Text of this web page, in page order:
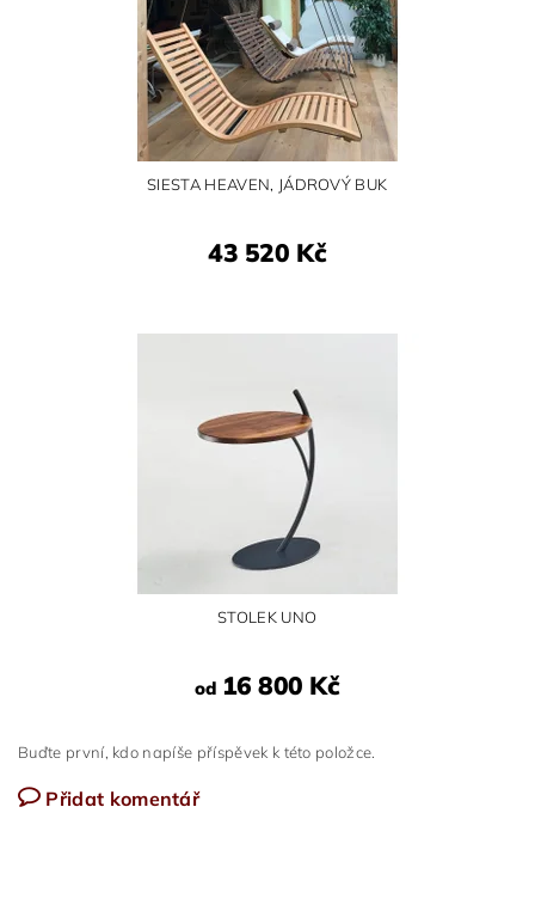
SIESTA HEAVEN, JÁDROVÝ BUK
43 520 Kč
STOLEK UNO
od16 800 Kč
Buďte první, kdo napíše příspěvek k této položce.
Přidat komentář